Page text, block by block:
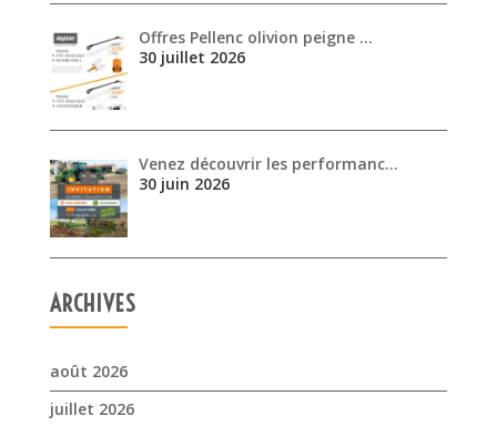
Offres Pellenc olivion peigne …
30 juillet 2026
Venez découvrir les performanc…
30 juin 2026
ARCHIVES
août 2026
juillet 2026